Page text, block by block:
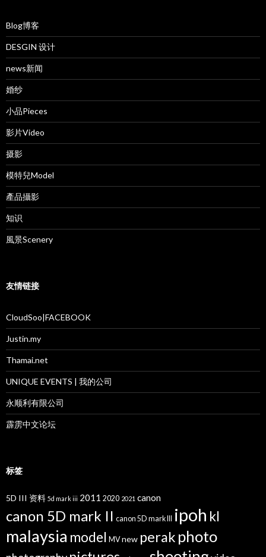
Blog博客
DESGIN 设计
news新闻
婚纱
小品Pieces
影片Video
摄影
模特兒Model
產品攝影
知识
風景Scenery
友情链接
CloudSoo|FACEBOOK
Justin.my
Thamai.net
UNIQUE EVENTS | 我的公司
永顺利有限公司
霹雳中文论坛
标签
5D III 资料 5d mark iii 2011 2020 2021 canon
canon 5D mark II canon 5D mark III ipoh kl
malaysia model MV new perak photo